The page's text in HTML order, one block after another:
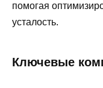
помогая
усталость.
Ключевые